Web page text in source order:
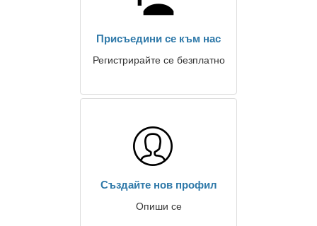
Присъедини се към нас
Регистрирайте се безплатно
Създайте нов профил
Опиши се